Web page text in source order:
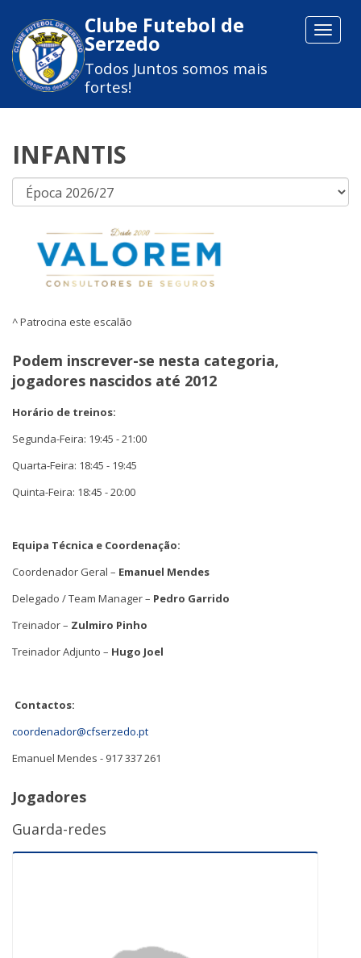
Toggle
Clube Futebol de
Serzedo
Todos Juntos somos mais
fortes!
INFANTIS
^ Patrocina este escalão
Podem inscrever-se nesta categoria,
jogadores nascidos até 2012
Horário de treinos:
Segunda-Feira: 19:45 - 21:00
Quarta-Feira: 18:45 - 19:45
Quinta-Feira: 18:45 - 20:00
Equipa Técnica e Coordenação:
Coordenador Geral – Emanuel Mendes
Delegado / Team Manager – Pedro Garrido
Treinador – Zulmiro Pinho
Treinador Adjunto – Hugo Joel
Contactos:
coordenador@cfserzedo.pt
Emanuel Mendes - 917 337 261
Jogadores
Guarda-redes